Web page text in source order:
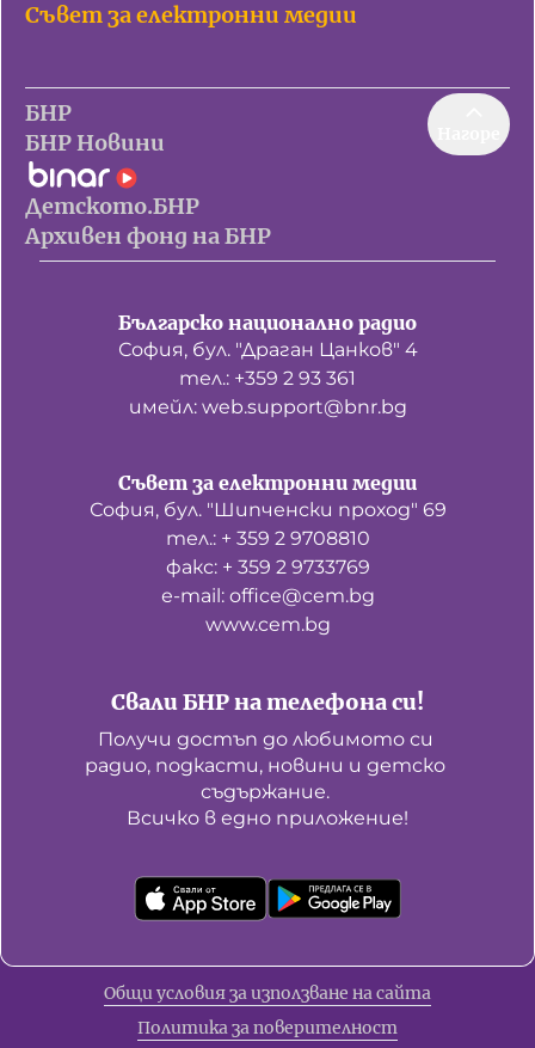
Съвет за електронни медии
БНР
БНР Новини
Детското.БНР
Архивен фонд на БНР
Българско национално радио
София, бул. "Драган Цанков" 4
тел.: +359 2 93 361
имейл: web.support@bnr.bg
Свали БНР на телефона си!
Получи достъп до любимото си
радио, подкасти, новини и детско
съдържание.
Всичко в едно приложение!
Съвет за електронни медии
София, бул. "Шипченски проход" 69
тел.: + 359 2 9708810
факс: + 359 2 9733769
е-mail: office@cem.bg
www.cem.bg
Общи условия за използване на сайта
Политика за поверителност